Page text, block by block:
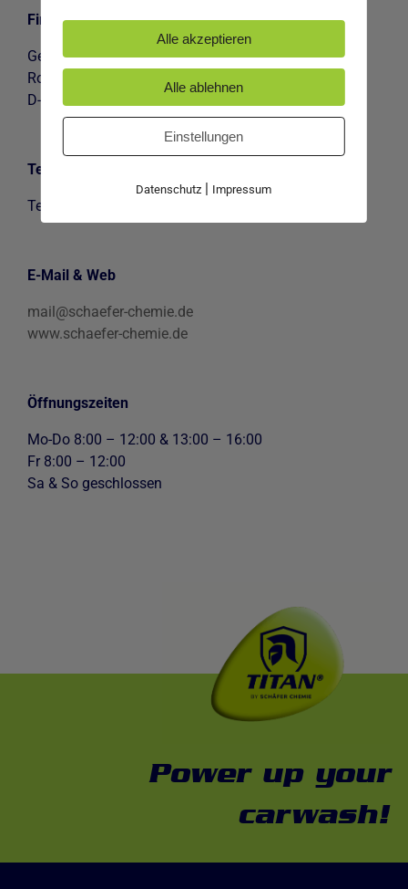
Firmen Adresse
Gerhard Schäfer GmbH
Robert-Bosch-Straße 7
D-73265 Dettingen/Teck
Telefon
Tel.
E-Mail & Web
mail@schaefer-chemie.de
www.schaefer-chemie.de
Öffnungszeiten
Mo-Do 8:00 – 12:00 & 13:00 – 16:00
Fr 8:00 – 12:00
Sa & So geschlossen
Power up your
carwash!
Alle akzeptieren
Alle ablehnen
Einstellungen
Datenschutz | Impressum